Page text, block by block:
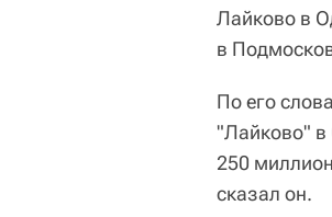
Лайково в
в
По его
"Лайково" в
250
сказал он.